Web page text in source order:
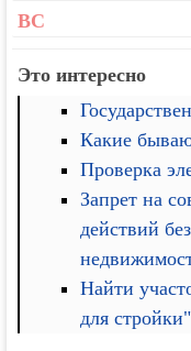
ВС
Это интересно
Какие
Проверка
Запрет на
действий
Найти
для